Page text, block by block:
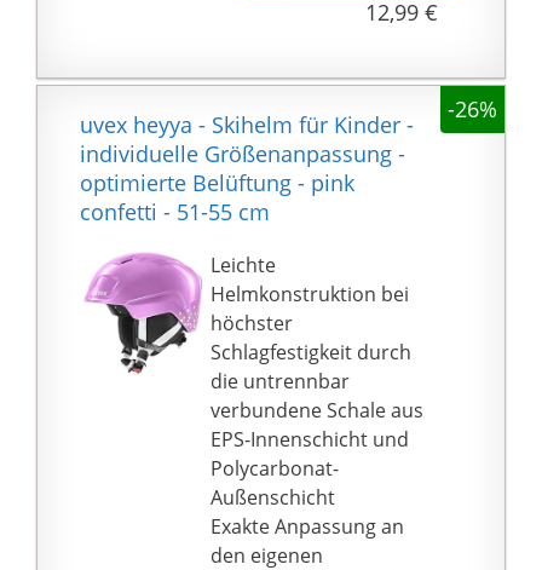
Dadurch hält die Mütze
und leicht zu waschen.
Cap für den täglichen
Gebrauch und alle
Formen der
körperlichen Aktivität.
Besonders
empfehlenswert für
Motorradhelme, Rad-
oder Kletterhelme
sowie Wintersportarten
wie Skifahren und
Snowboarden.
VIELSEITIGE KAPPE FÜR
DEN ALLTAG - Diese
Outdoor-Mütze hält
Ihren Kopf garantiert
warm unter dem
12,99 €
-26%
uvex heyya - Skihelm für Kinder -
individuelle Größenanpassung -
optimierte Belüftung - pink
confetti - 51-55 cm
Leichte
Helmkonstruktion bei
höchster
Schlagfestigkeit durch
die untrennbar
verbundene Schale aus
EPS-Innenschicht und
Polycarbonat-
Außenschicht
Exakte Anpassung an
den eigenen